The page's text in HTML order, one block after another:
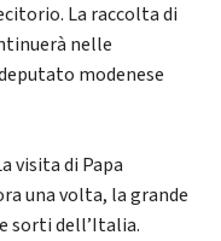
La raccolta di
nelle
modenese
visita di Papa
una volta, la grande
sorti dell’Italia.